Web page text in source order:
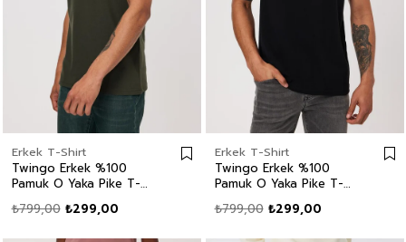
Erkek T-Shirt
Twingo Erkek %100
Pamuk O Yaka Pike T-
₺299,00
₺799,00
Erkek T-Shirt
Twingo Erkek %100
Pamuk O Yaka Pike T-
₺299,00
₺799,00